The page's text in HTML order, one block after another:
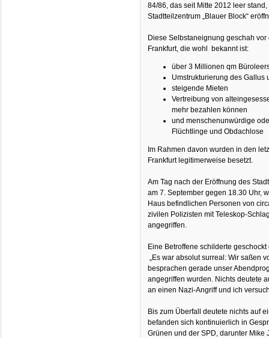
84/86, das seit Mitte 2012 leer
Stadtteilzentrum „Blauer Block“
Diese Selbstaneignung geschah
Frankfurt, die wohl bekannt ist:
über 3 Millionen qm
Umstrukturierung des Gallus
steigende Mieten
Vertreibung von
mehr bezahlen können
und menschenunwürdige
Flüchtlinge und Obdachlose
Im Rahmen davon wurden in den
Frankfurt legitimerweise besetzt.
Am Tag nach der Eröffnung des
am 7. September gegen 18.30 Uhr,
Haus befindlichen Personen von
zivilen Polizisten mit Teleskop-
angegriffen.
Eine Betroffene schilderte geschockt
„Es war absolut surreal: Wir saßen
besprachen gerade unser
angegriffen wurden. Nichts deutete
an einen Nazi-Angriff und ich
Bis zum Überfall deutete nichts auf
befanden sich kontinuierlich in
Grünen und der SPD, darunter Mike